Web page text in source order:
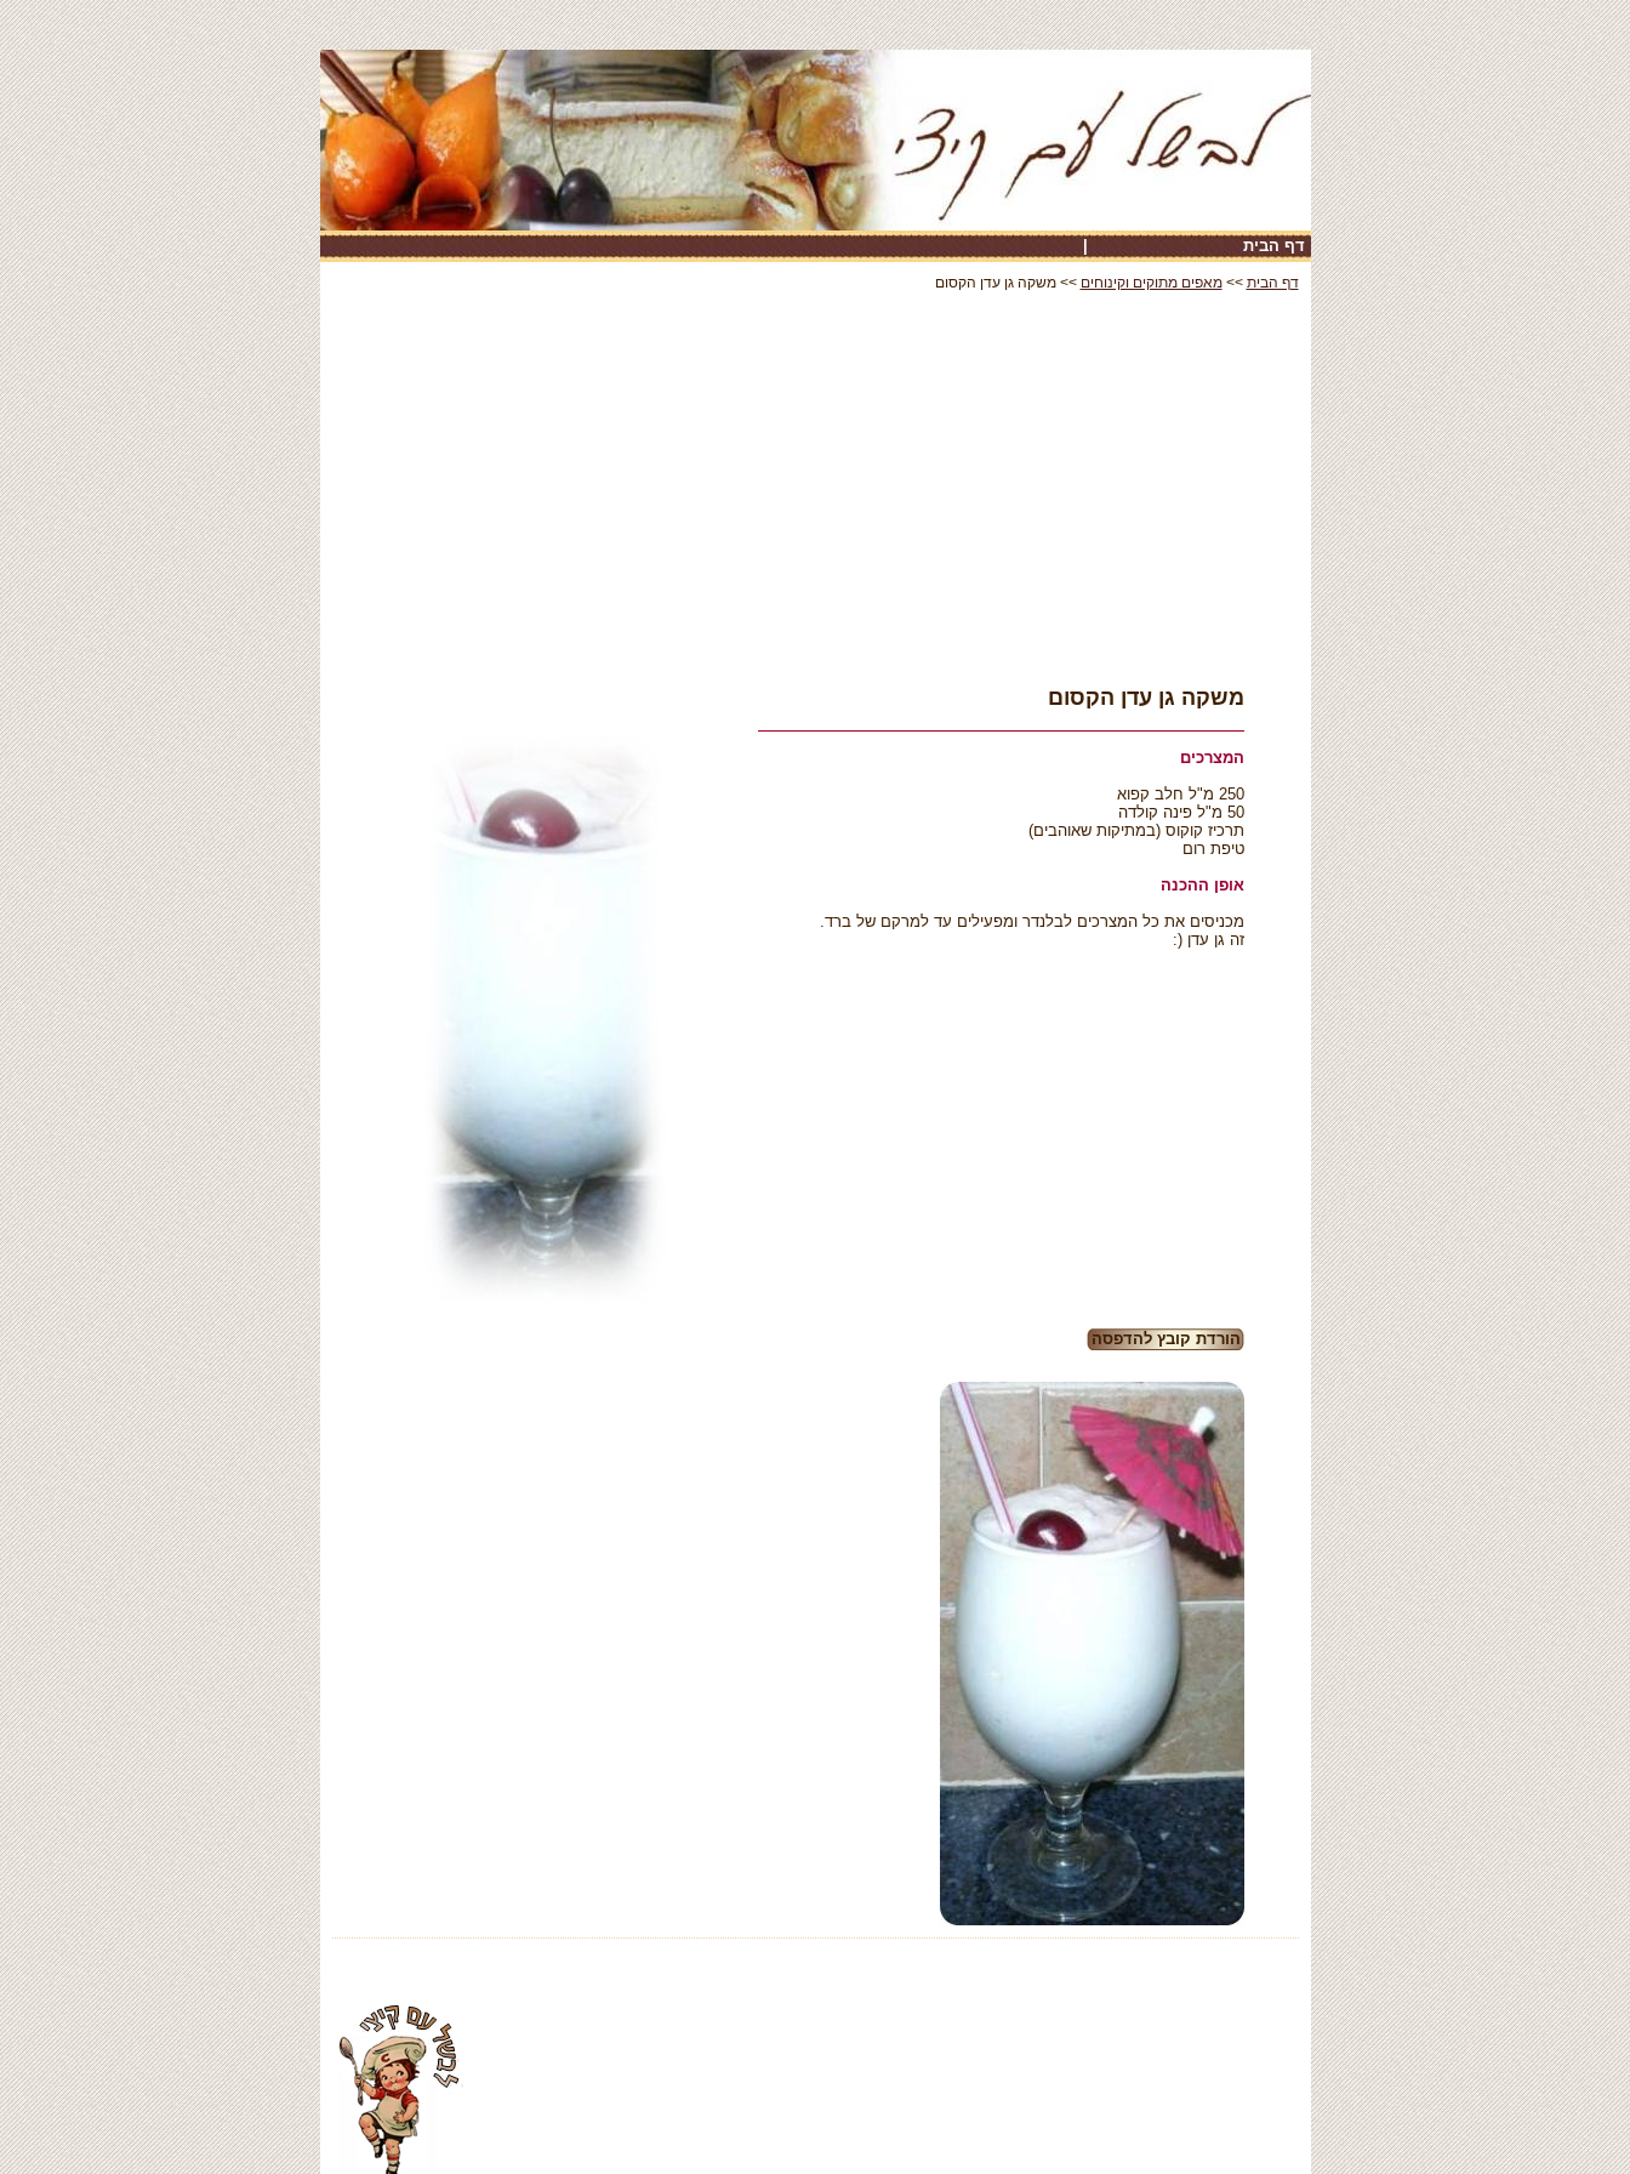
דף הבית
דף הבית >>מאפים מתוקים וקינוחים >> משקה גן עדן הקסום
משקה גן עדן הקסום
המצרכים
250 מ"ל חלב קפוא
50 מ"ל פינה קולדה
תרכיז קוקוס (במתיקות שאוהבים)
טיפת רום
אופן ההכנה
מכניסים את כל המצרכים לבלנדר ומפעילים עד למרקם של ברד.
זה גן עדן (:
הורדת קובץ להדפסה